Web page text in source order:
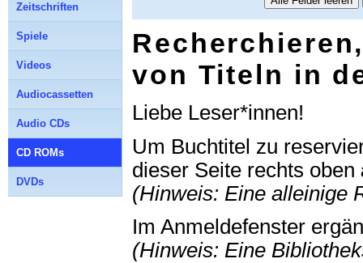
von Titeln in
Liebe Leser*innen!
Um Buchtitel zu
dieser Seite rechts oben
(Hinweis: Eine alleinige
Im Anmeldefenster
(Hinweis: Eine
Zeitschriften
Spiele
Videos
Audiocassetten
Audio CDs
CD ROMs
DVDs